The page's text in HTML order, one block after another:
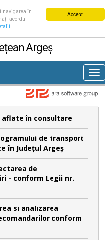
Accept
navigarea în
acordul
Argeș
în consultare
de transport
în Județul Argeș
de
- conform Legii nr.
si analizarea
conform